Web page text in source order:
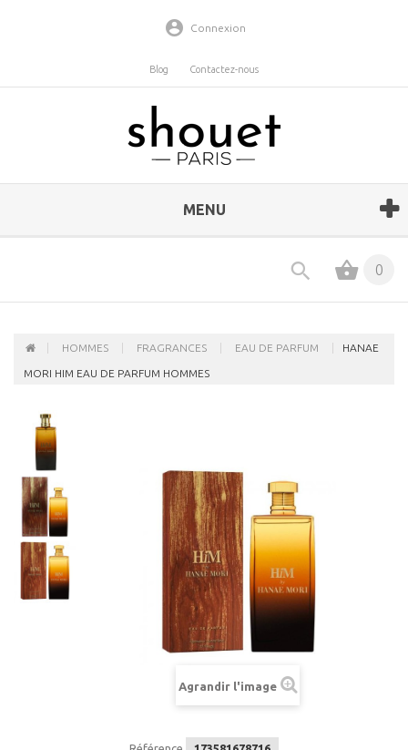
Connexion
Blog Contactez-nous
MENU
0
HOMMES FRAGRANCES EAU DE PARFUM HANAE
MORI HIM EAU DE PARFUM HOMMES
Agrandir l'image